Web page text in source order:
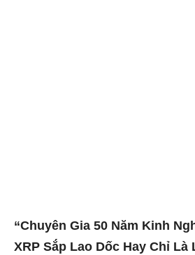
“Chuyên Gia 50 Năm Kinh
XRP Sắp Lao Dốc Hay Chỉ Là